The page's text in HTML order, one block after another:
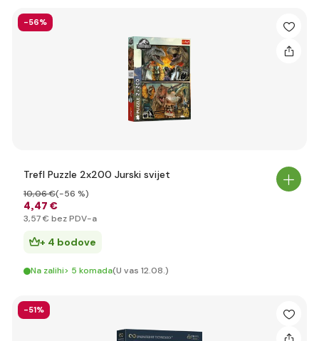
-56%
Trefl Puzzle 2x200 Jurski svijet
4,47 €
10,06 €(-56 %)
3,57 € bez PDV-a
+ 4 bodove
Na zalihi> 5 komada(U vas 12.08.)
-51%